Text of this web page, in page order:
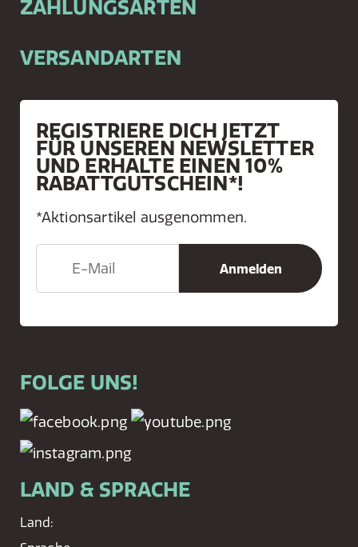
ZAHLUNGSARTEN
VERSANDARTEN
REGISTRIERE DICH JETZT
FÜR UNSEREN NEWSLETTER
UND ERHALTE EINEN 10%
RABATTGUTSCHEIN*!
*Aktionsartikel ausgenommen.
FOLGE UNS!
LAND & SPRACHE
Land: